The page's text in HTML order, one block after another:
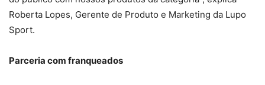
Roberta Lopes, Gerente de Produto e Marketing da Lupo
Sport.
Parceria com franqueados